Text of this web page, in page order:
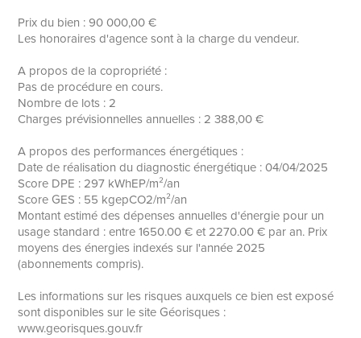
Prix du bien : 90 000,00 €
Les honoraires d'agence sont à la charge du vendeur.
A propos de la copropriété :
Pas de procédure en cours.
Nombre de lots : 2
Charges prévisionnelles annuelles : 2 388,00 €
A propos des performances énergétiques :
Date de réalisation du diagnostic énergétique : 04/04/2025
Score DPE : 297 kWhEP/m²/an
Score GES : 55 kgepCO2/m²/an
Montant estimé des dépenses annuelles d'énergie pour un
usage standard : entre 1650.00 € et 2270.00 € par an. Prix
moyens des énergies indexés sur l'année 2025
(abonnements compris).
Les informations sur les risques auxquels ce bien est exposé
sont disponibles sur le site Géorisques :
www.georisques.gouv.fr